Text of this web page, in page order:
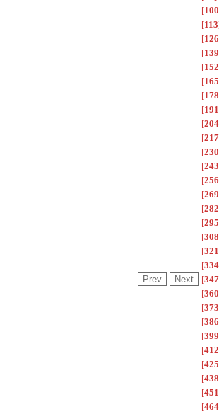
[100
[113
[126
[139
[152
[165
[178
[191
[204
[217
[230
[243
[256
[269
[282
[295
[308
[321
[334
[347
[360
[373
[386
[399
[412
[425
[438
[451
[464